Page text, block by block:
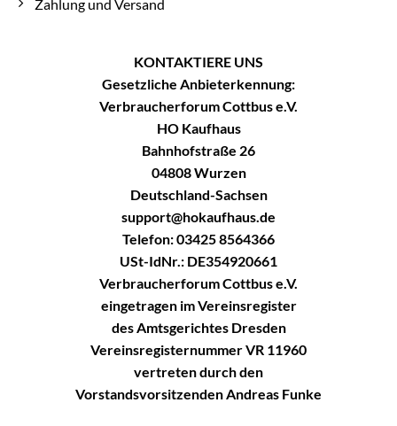
Zahlung und Versand
KONTAKTIERE UNS
Gesetzliche Anbieterkennung:
Verbraucherforum Cottbus e.V.
HO Kaufhaus
Bahnhofstraße 26
04808 Wurzen
Deutschland-Sachsen
support@hokaufhaus.de
Telefon: 03425 8564366
USt-IdNr.: DE354920661
Verbraucherforum Cottbus e.V.
eingetragen im Vereinsregister
des Amtsgerichtes Dresden
Vereinsregisternummer VR 11960
vertreten durch den
Vorstandsvorsitzenden Andreas Funke